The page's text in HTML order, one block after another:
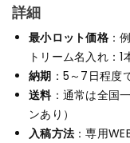
詳細
最小ロット価格：
トリーム名入れ：1
納期 ：5～7日程度
送料：通常は全国
ンあり）
入稿方法 ：専用